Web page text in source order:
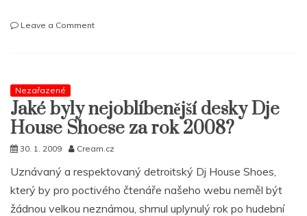
Leave a Commenton
House
Shoes,
Ma
Dukes
další
Nezařazené
Jaké byly nejoblíbenější desky Dje
House Shoese za rok 2008?
30. 1. 2009 Cream.cz
Uznávaný a respektovaný detroitský Dj House Shoes,
který by pro poctivého čtenáře našeho webu neměl být
žádnou velkou neznámou, shrnul uplynulý rok po hudební